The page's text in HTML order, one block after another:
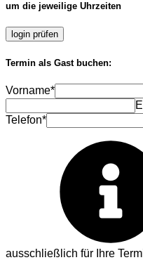
um die jeweilige Uhrzeiten
login prüfen
Termin als Gast buchen:
Vorname*
Telefon*
ausschließlich für Ihre